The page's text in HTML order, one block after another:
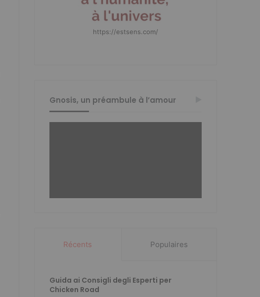
https://estsens.com/
Gnosis, un préambule à l’amour
Récents Populaires
Guida ai Consigli degli Esperti per
Chicken Road